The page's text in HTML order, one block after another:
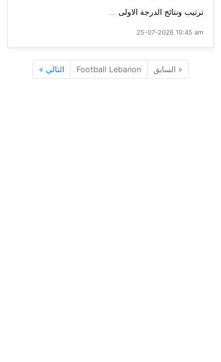
ترتيب ونتائج الدرجة الاولى ...
25-07-2026 10:45 am
« السابق Football Lebanon التالي »